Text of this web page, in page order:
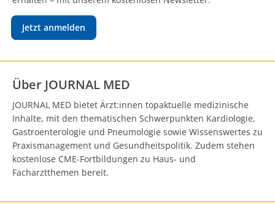
Jetzt anmelden
Über JOURNAL MED
JOURNAL MED bietet Ärzt:innen topaktuelle medizinische
Inhalte, mit den thematischen Schwerpunkten Kardiologie,
Gastroenterologie und Pneumologie sowie Wissenswertes zu
Praxismanagement und Gesundheitspolitik. Zudem stehen
kostenlose CME-Fortbildungen zu Haus- und
Facharztthemen bereit.